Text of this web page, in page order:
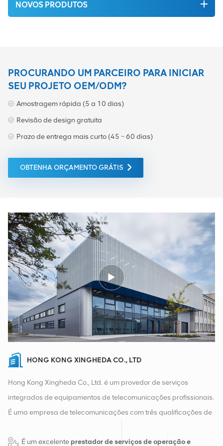
(2G/3G/4G/5G),
suportando arquiteturas
swappable. Subversões
como
473098A.202/.203/.204
necessidades térmicas e de
configuração. Grande
envio imediato. Entre em
mesmo. Receba um
orçamento em tempo real e
a ficha técnica em até 24
NOVOS PRODUTOS
PROCURANDO UM PARCEIRO PARA INICIAR
SEU PROJETO OEM/ODM?
Amostragem rápida (5 a 10 dias)
Revisão de design gratuita
Prazo de entrega mais curto (45 ~ 60 dias)
OBTENHA ORÇAMENTO GRÁTIS
HONG KONG XINGHEDA CO., LTD
Hong Kong Xingheda Co., Ltd. é um provedor de serviços
integrados de equipamentos de telecomunicações profissionais.
É uma empresa de telecomunicações com três qualificações de
empresa possui dois armazéns inteligentes e centros de
É um excelenteprestador de serviços de operação e